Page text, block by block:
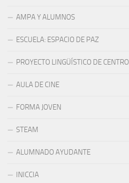
AMPA Y ALUMNOS
ESCUELA: ESPACIO DE PAZ
PROYECTO LINGÜÍSTICO DE CENTRO
AULA DE CINE
FORMA JOVEN
STEAM
ALUMNADO AYUDANTE
INICCIA